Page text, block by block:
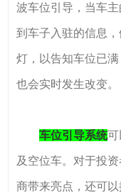
波车位引导，当车
到车子入驻的信息
灯，以告知车位已
也会实时发生改变。
车位引导系统可
及空位车。对于投
商带来亮点，还可